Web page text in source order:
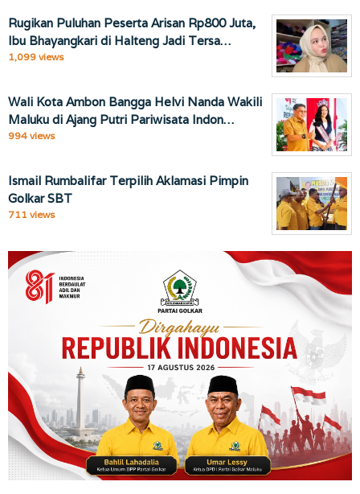
Rugikan Puluhan Peserta Arisan Rp800 Juta,
Ibu Bhayangkari di Halteng Jadi Tersa…
1,099 views
Wali Kota Ambon Bangga Helvi Nanda Wakili
Maluku di Ajang Putri Pariwisata Indon…
994 views
Ismail Rumbalifar Terpilih Aklamasi Pimpin
Golkar SBT
711 views